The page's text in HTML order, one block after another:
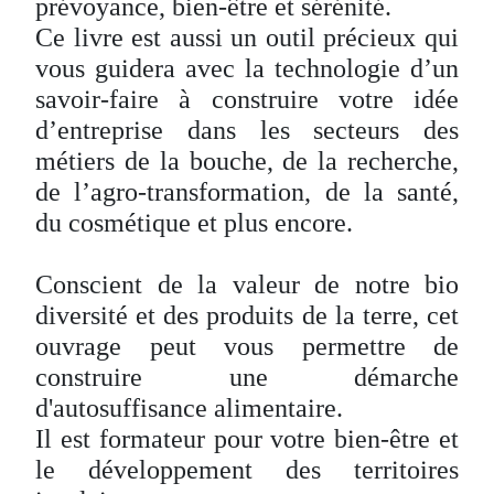
prévoyance, bien-être et sérénité.
Ce livre est aussi un outil précieux qui
vous guidera avec la technologie d’un
savoir-faire à construire votre idée
d’entreprise dans les secteurs des
métiers de la bouche, de la recherche,
de l’agro-transformation, de la santé,
du cosmétique et plus encore.
Conscient de la valeur de notre bio
diversité et des produits de la terre, cet
ouvrage peut vous permettre de
construire une démarche
d'autosuffisance alimentaire.
Il est formateur pour votre bien-être et
le développement des territoires